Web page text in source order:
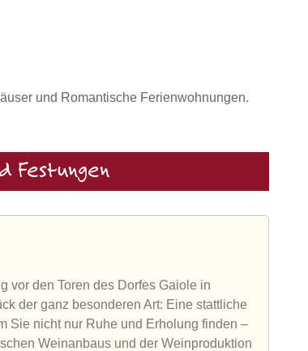
und Romantische Ferienwohnungen.
Festungen
vor den Toren des Dorfes Gaiole in
der ganz besonderen Art: Eine stattliche
Sie nicht nur Ruhe und Erholung finden –
Weinanbaus und der Weinproduktion